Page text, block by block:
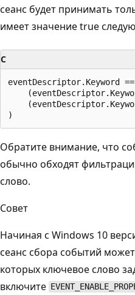
сеанс будет принимать
имеет значение true
C
eventDescriptor.Keyword
Обратите внимание, что
обычно обходят
слово.
Совет
Начиная с Windows 10
сеанс сбора событий
которых ключевое слово
включите